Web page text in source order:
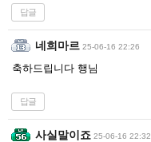
답글
네희마르 25-06-16 22:26
축하드립니다 행님
답글
사실말이죠 25-06-16 22:32